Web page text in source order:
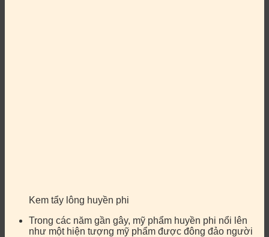
Kem tẩy lông huyền phi
Trong các năm gần gây, mỹ phẩm huyền phi nổi lên
như một hiện tượng mỹ phẩm được đông đảo người